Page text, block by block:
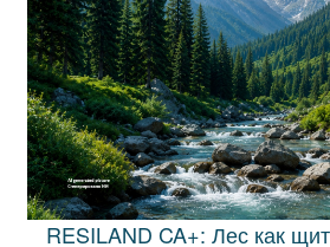
RESILAND CA+: Лес как